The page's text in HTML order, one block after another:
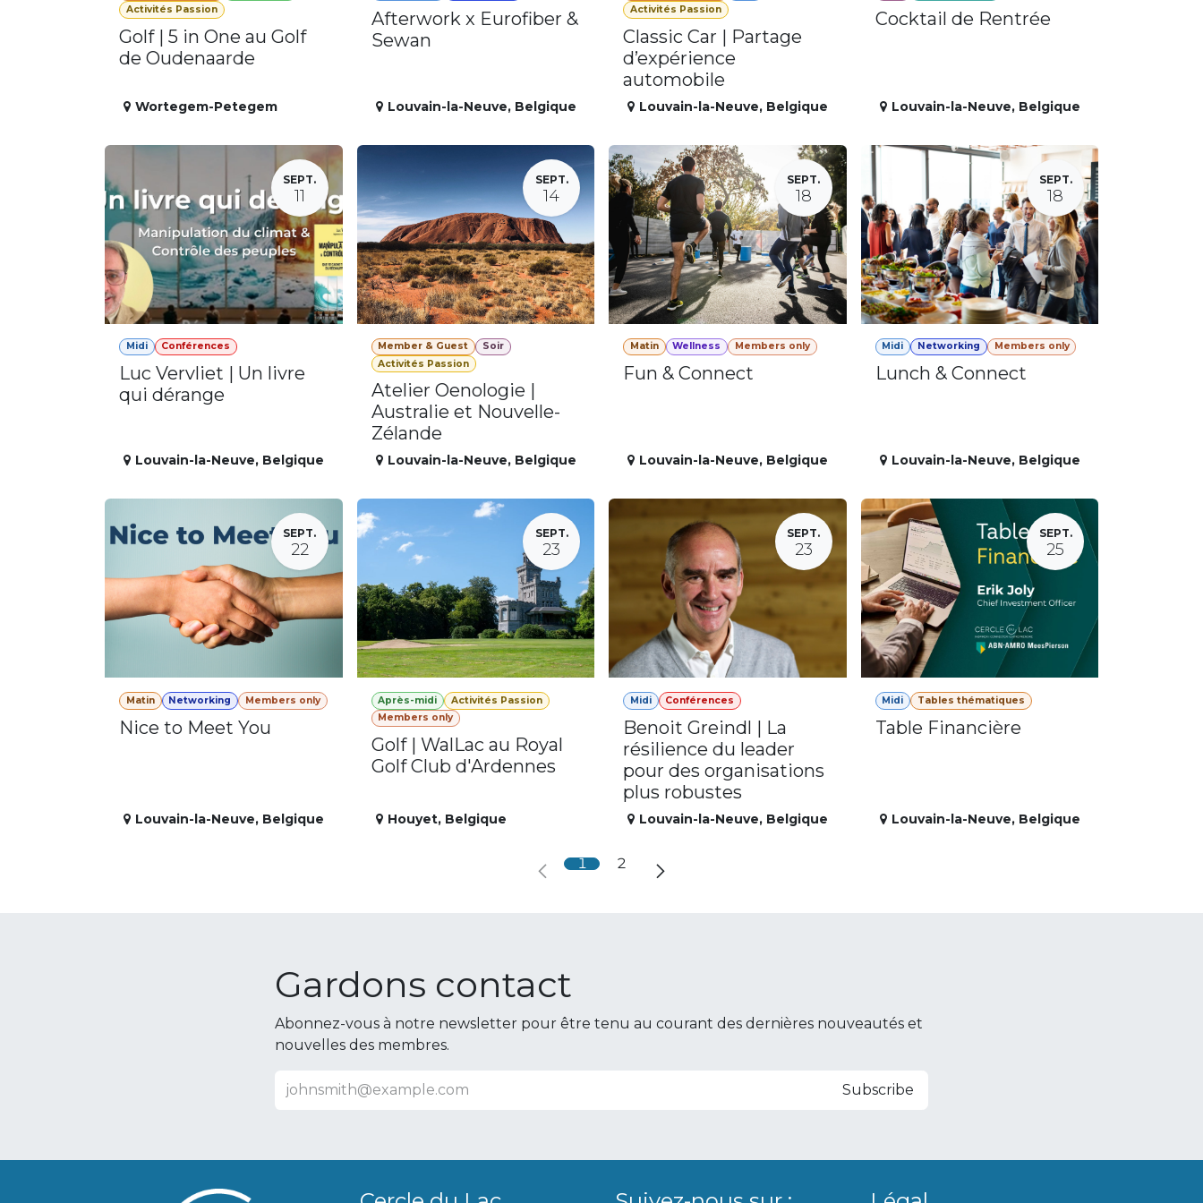
Activités Passion
Golf | 5 in One au Golf
de Oudenaarde
Wortegem-Petegem
Afterwork x Eurofiber &
Sewan
Louvain-la-Neuve, Belgique
Activités Passion
Classic Car | Partage
d’expérience
automobile
Louvain-la-Neuve, Belgique
Cocktail de Rentrée
Louvain-la-Neuve, Belgique
SEPT.
11
Midi Conférences
Luc Vervliet | Un livre
qui dérange
Louvain-la-Neuve, Belgique
SEPT.
14
Member & Guest
Soir
Activités Passion
Atelier Oenologie |
Australie et Nouvelle-
Zélande
Louvain-la-Neuve, Belgique
SEPT.
18
Matin Wellness Members only
Fun & Connect
Louvain-la-Neuve, Belgique
SEPT.
18
Midi Networking Members only
Lunch & Connect
Louvain-la-Neuve, Belgique
SEPT.
22
Matin Networking Members only
Nice to Meet You
Louvain-la-Neuve, Belgique
SEPT.
23
Après-midi
Activités Passion
Members only
Golf | WalLac au Royal
Golf Club d'Ardennes
Houyet, Belgique
SEPT.
23
Midi Conférences
Benoit Greindl | La
résilience du leader
pour des organisations
plus robustes
Louvain-la-Neuve, Belgique
SEPT.
25
Midi Tables thématiques
Table Financière
Louvain-la-Neuve, Belgique
1 2
Gardons contact
Abonnez-vous à notre newsletter pour être tenu au courant des dernières nouveautés et
nouvelles des membres.
Subscribe